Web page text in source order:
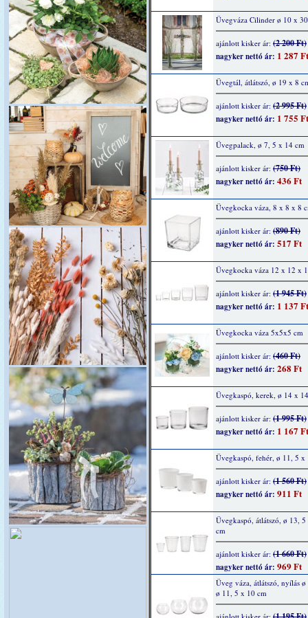
Üvegváza Cilinder ø 10 x
ajánlott kisker ár: (2 200 Ft)
nagyker nettó ár: 1 287 Ft
Üvegtál, átlátszó, ø 19 x 8
ajánlott kisker ár: (2 995 Ft)
nagyker nettó ár: 1 755 Ft
Üvegpalack, ø 7, 5 x 14 cm
ajánlott kisker ár: (750 Ft)
nagyker nettó ár: 436 Ft
Üvegkocka váza, 8 x 8 x 8
ajánlott kisker ár: (890 Ft)
nagyker nettó ár: 517 Ft
Üvegkocka váza 12 x 12 x
ajánlott kisker ár: (1 945 Ft)
nagyker nettó ár: 1 137 Ft
Üvegkocka váza 5x5x5 cm
ajánlott kisker ár: (460 Ft)
nagyker nettó ár: 268 Ft
Üvegkaspó, kerek, ø 14 x
ajánlott kisker ár: (1 995 Ft)
nagyker nettó ár: 1 167 Ft
Üvegkaspó, fehér, ø 11, 5 x
ajánlott kisker ár: (1 560 Ft)
nagyker nettó ár: 911 Ft
Üvegkaspó, átlátszó, ø 13,
cm
ajánlott kisker ár: (1 660 Ft)
nagyker nettó ár: 969 Ft
Üveg váza, átlátszó, nyílás
ø 11, 5 x 10 cm